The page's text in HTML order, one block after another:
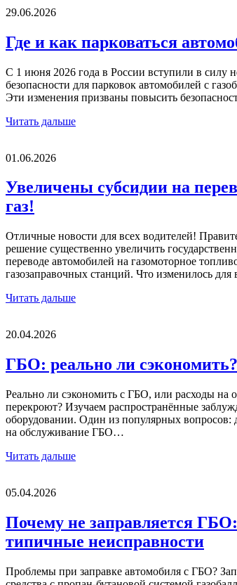
29.06.2026
Где и как парковаться
С 1 июня 2026 года в России вступили в силу
безопасности для парковок автомобилей с
Эти изменения призваны повысить
Читать дальше
01.06.2026
Увеличены субсидии на
газ!
Отличные новости для всех водителей!
решение существенно увеличить
переводе автомобилей на газомоторное
газозаправочных станций. Что изменилось
Читать дальше
20.04.2026
ГБО: реально ли сэкономить?
Реально ли сэкономить с ГБО, или расходы на
перекроют? Изучаем распространённые
оборудовании. Один из популярных вопросов:
на обслуживание ГБО…
Читать дальше
05.04.2026
Почему не заправляется
типичные неисправности
Проблемы при заправке автомобиля с ГБО?